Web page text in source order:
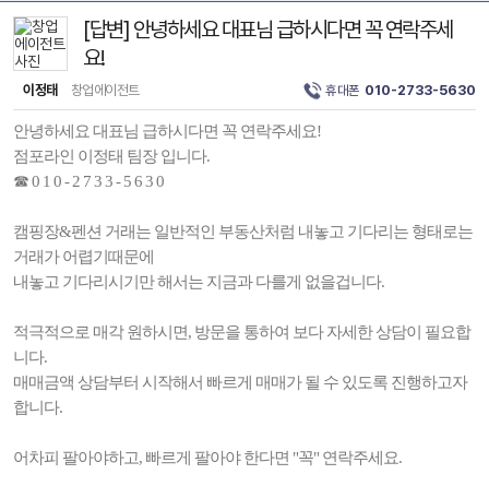
[답변] 안녕하세요 대표님 급하시다면 꼭 연락주세
요!
이정태 창업에이전트 휴대폰 010-2733-5630
안녕하세요 대표님 급하시다면 꼭 연락주세요!
점포라인 이정태 팀장 입니다.
☎ 0 1 0 - 2 7 3 3 - 5 6 3 0
캠핑장&펜션 거래는 일반적인 부동산처럼 내놓고 기다리는 형태로는
거래가 어렵기때문에
내놓고 기다리시기만 해서는 지금과 다를게 없을겁니다.
적극적으로 매각 원하시면, 방문을 통하여 보다 자세한 상담이 필요합
니다.
매매금액 상담부터 시작해서 빠르게 매매가 될 수 있도록 진행하고자
합니다.
어차피 팔아야하고, 빠르게 팔아야 한다면 "꼭" 연락주세요.